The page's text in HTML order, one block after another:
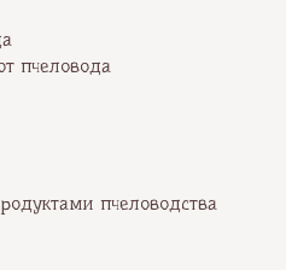
пчеловода
пчеловодства